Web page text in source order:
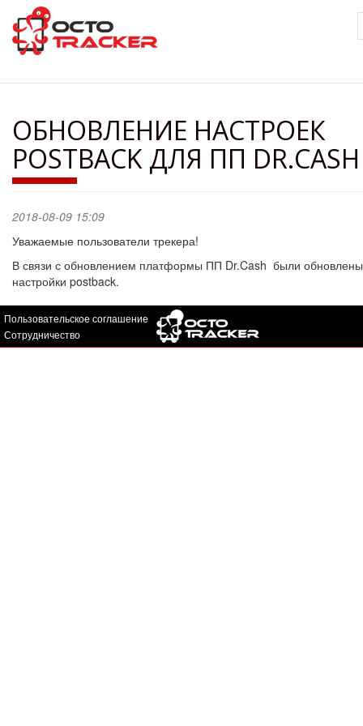
Перейти
основному
содержанию
ОБНОВЛЕНИЕ НАСТРОЕК
POSTBACK ДЛЯ ПП DR.CASH
2018-08-09 15:09
Уважаемые пользователи трекера!
В связи с обновлением платформы ПП Dr.Cash были обновлены
настройки postback.
Пользовательское соглашение
Сотрудничество